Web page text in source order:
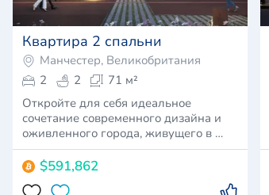
Квартира 2 спальни
Манчестер, Великобритания
2
2
71 м²
Откройте для себя идеальное
сочетание современного дизайна и
оживленного города, живущего в …
$591,862